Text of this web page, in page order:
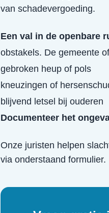
van schadevergoeding.
Een val in de openbare
obstakels. De gemeente
gebroken heup of pols
kneuzingen of
blijvend letsel bij ouderen
Documenteer het
Onze juristen helpen
via onderstaand formulier.